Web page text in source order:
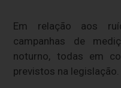
Em relação aos
campanhas de
noturno, todas em
previstos na legislação.